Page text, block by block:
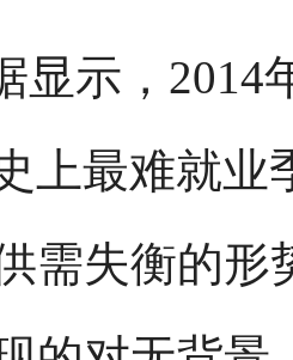
显示，2014
上最难就业
需失衡的形